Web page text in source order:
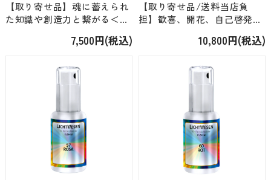
【取り寄せ品】魂に蓄えられ
た知識や創造力と繋がる＜リ
「08. ターコイズの光・エッ
7,500円(税込)
【取り寄せ品/送料当店負
担】歓喜、開花、自己啓発＜
＞「02. エロヒムオイル・黄
10,800円(税込)